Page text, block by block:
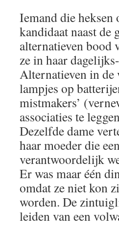
Iemand die heksen
kandidaat naast de
alternatieven bood
ze in haar
Alternatieven in de
lampjes op
mistmakers’
associaties te
Dezelfde dame
haar moeder die
verantwoordelijk
Er was maar één
omdat ze niet kon
worden. De
leiden van een